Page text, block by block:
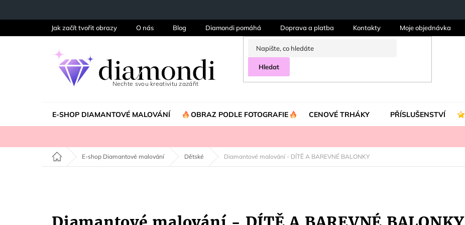
Jak začít tvořit obrazy O nás Blog Diamondi pomáhá Doprava a platba Kontakty Moje objednávka
Hledat
E-SHOP DIAMANTOVÉ MALOVÁNÍ OBRAZ PODLE FOTOGRAFIE CENOVÉ TRHÁKY PŘÍSLUŠENSTVÍ
Domů E-shop Diamantové malování Dětské Diamantové malování - DÍTĚ A BAREVNÉ BALONKY